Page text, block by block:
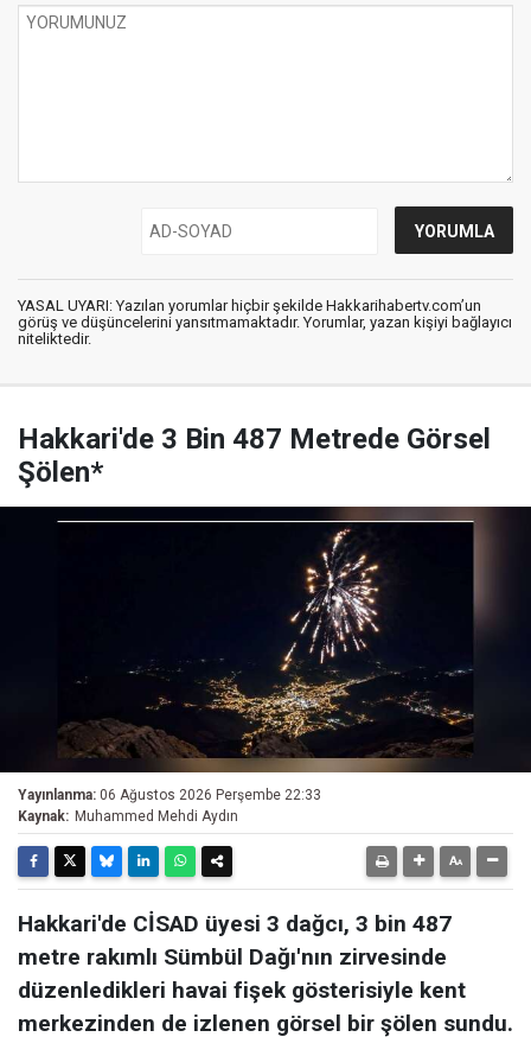
YASAL UYARI: Yazılan yorumlar hiçbir şekilde Hakkarihabertv.com’un
görüş ve düşüncelerini yansıtmamaktadır. Yorumlar, yazan kişiyi bağlayıcı
niteliktedir.
Hakkari'de 3 Bin 487 Metrede Görsel
Şölen*
Yayınlanma: 06 Ağustos 2026 Perşembe 22:33
Kaynak: Muhammed Mehdi Aydın
Hakkari'de CİSAD üyesi 3 dağcı, 3 bin 487
metre rakımlı Sümbül Dağı'nın zirvesinde
düzenledikleri havai fişek gösterisiyle kent
merkezinden de izlenen görsel bir şölen sundu.